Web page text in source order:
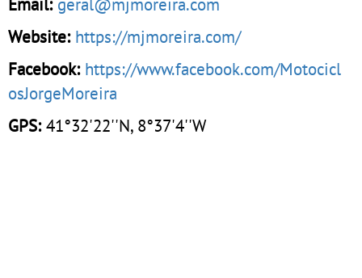
Website: https://mjmoreira.com/
Facebook: https://www.facebook.com/Motocicl
osJorgeMoreira
GPS:41°32'22''N, 8°37'4''W